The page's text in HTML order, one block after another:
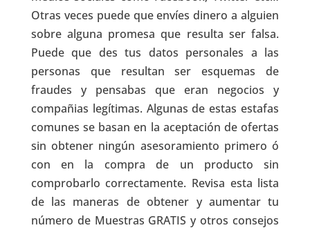
Otras veces puede que envíes dinero a alguien
sobre alguna promesa que resulta ser falsa.
Puede que des tus datos personales a las
personas que resultan ser esquemas de
fraudes y pensabas que eran negocios y
compañias legítimas. Algunas de estas estafas
comunes se basan en la aceptación de ofertas
sin obtener ningún asesoramiento primero ó
con en la compra de un producto sin
comprobarlo correctamente. Revisa esta lista
de las maneras de obtener y aumentar tu
número de Muestras GRATIS y otros consejos